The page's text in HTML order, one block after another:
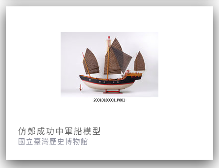
仿鄭成功中軍船模型
國立臺灣歷史博物館